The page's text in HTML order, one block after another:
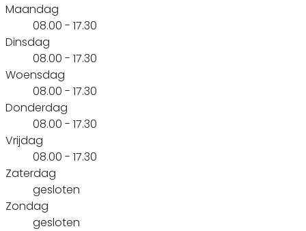
Maandag
08.00 - 17.30
Dinsdag
08.00 - 17.30
Woensdag
08.00 - 17.30
Donderdag
08.00 - 17.30
Vrijdag
08.00 - 17.30
Zaterdag
gesloten
Zondag
gesloten